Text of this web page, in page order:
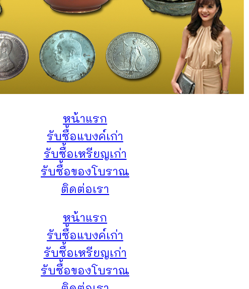
หน้าแรก
รับซื้อแบงค์เก่า
รับซื้อเหรียญเก่า
รับซื้อของโบราณ
ติดต่อเรา
หน้าแรก
รับซื้อแบงค์เก่า
รับซื้อเหรียญเก่า
รับซื้อของโบราณ